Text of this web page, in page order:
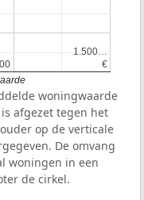
€
€
1.500…
1.500…
woningwaarde
afgezet tegen het
op de verticale
De omvang
woningen in een
de cirkel.